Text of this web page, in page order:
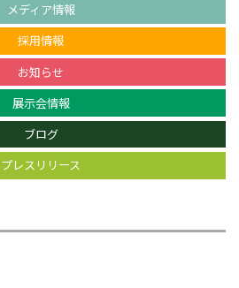
メディア情報
採用情報
お知らせ
展示会情報
ブログ
プレスリリース